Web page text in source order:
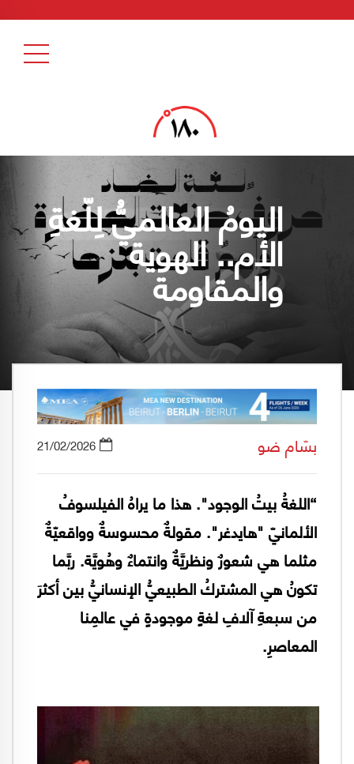
اليومُ العالميُّ لِلّغةِ
الأم.. الهوية
والمقاومة
بسّام ضو 21/02/2026
“اللغةُ بيتُ الوجود". هذا ما يراهُ الفيلسوفُ
الألمانيّ "هايدغر". مقولةٌ محسوسةٌ وواقعيّةٌ
مثلما هي شعورٌ ونظريَّةٌ وانتماءٌ وهُويَّة. ربَّما
تكونُ هي المشتركُ الطبيعيُّ الإنسانيُّ بين أكثرَ
من سبعةِ آلافِ لغةٍ موجودةٍ في عالمِنا
المعاصرِ.